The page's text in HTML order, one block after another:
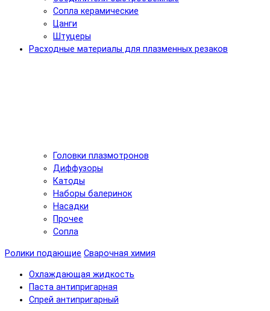
Сопла керамические
Цанги
Штуцеры
Расходные материалы для плазменных резаков
Головки плазмотронов
Диффузоры
Катоды
Наборы балеринок
Насадки
Прочее
Сопла
Ролики подающие Сварочная химия
Охлаждающая жидкость
Паста антипригарная
Спрей антипригарный